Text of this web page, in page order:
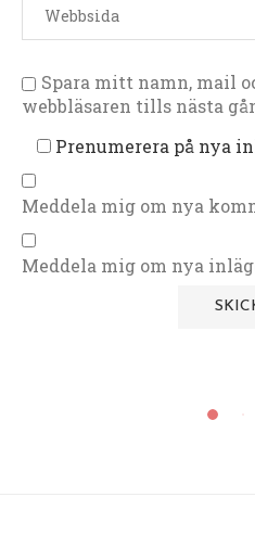
Spara mitt namn, mail
webbläsaren tills nästa
Prenumerera på nya
Meddela mig om nya
Meddela mig om nya